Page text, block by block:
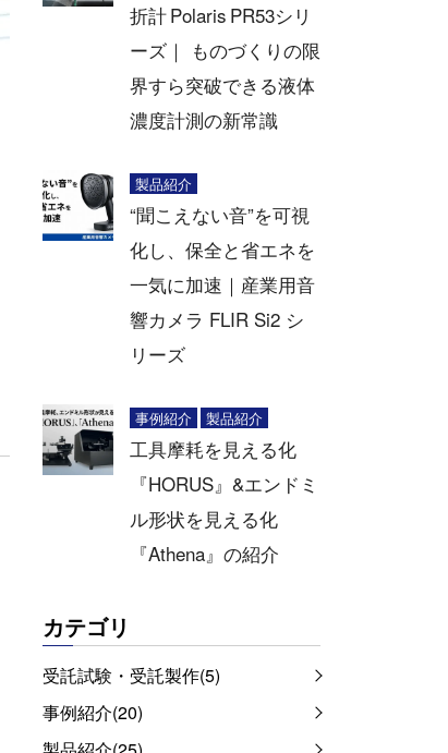
折計 Polaris PR53シリ
ーズ｜ ものづくりの限
界すら突破できる液体
濃度計測の新常識
製品紹介
“聞こえない音”を可視
化し、保全と省エネを
一気に加速｜産業用音
響カメラ FLIR Si2 シ
リーズ
事例紹介 製品紹介
工具摩耗を見える化
『HORUS』&エンドミ
ル形状を見える化
『Athena』の紹介
カテゴリ
受託試験・受託製作(5)
事例紹介(20)